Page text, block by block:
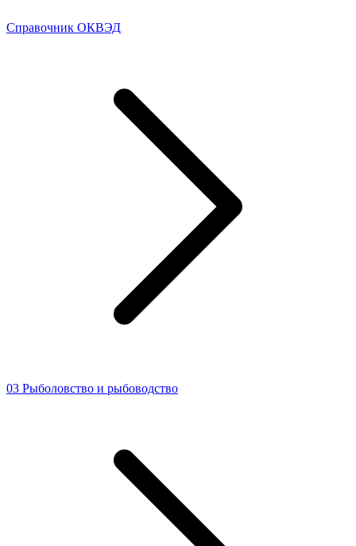
Справочник ОКВЭД
03 Рыболовство и рыбоводство